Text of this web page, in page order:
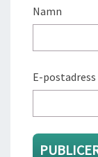
Namn
E-postadress